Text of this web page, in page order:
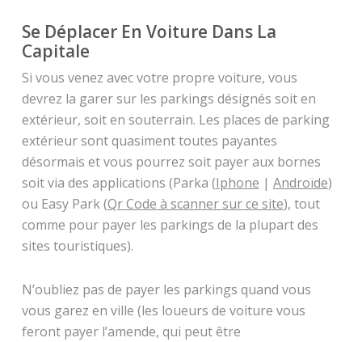
Se Déplacer En Voiture Dans La
Capitale
Si vous venez avec votre propre voiture, vous
devrez la garer sur les parkings désignés soit en
extérieur, soit en souterrain. Les places de parking
extérieur sont quasiment toutes payantes
désormais et vous pourrez soit payer aux bornes
soit via des applications (Parka (Iphone | Androïde)
ou Easy Park (Qr Code à scanner sur ce site), tout
comme pour payer les parkings de la plupart des
sites touristiques).
N’oubliez pas de payer les parkings quand vous
vous garez en ville (les loueurs de voiture vous
feront payer l’amende, qui peut être